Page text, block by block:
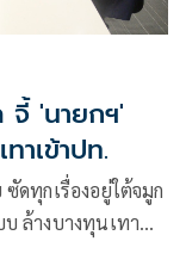
จี้ 'นายกฯ'
าเข้าปท.
ดทุกเรื่องอยู่ใต้จมูก
ล้างบางทุนเทา